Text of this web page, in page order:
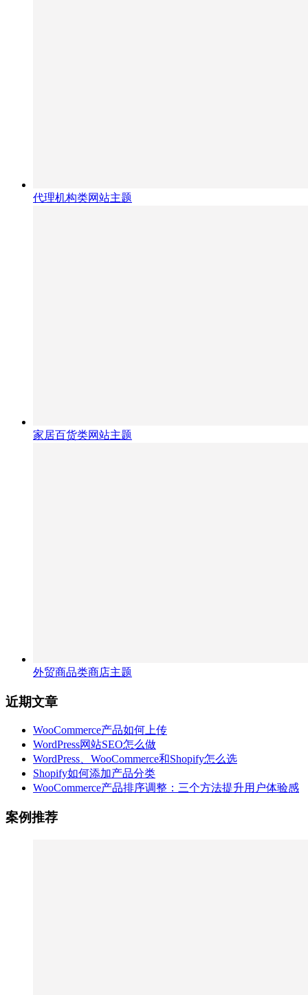
代理机构类网站主题
家居百货类网站主题
外贸商品类商店主题
近期文章
WooCommerce产品如何上传
WordPress网站SEO怎么做
WordPress、WooCommerce和Shopify怎么选
Shopify如何添加产品分类
WooCommerce产品排序调整：三个方法提升用户体验感
案例推荐